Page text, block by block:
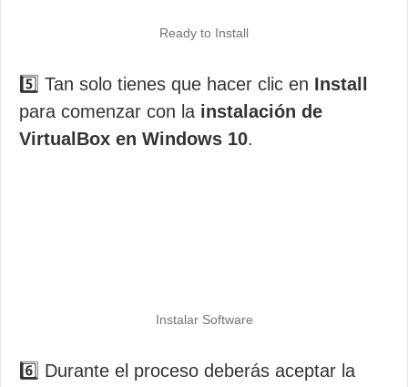
Ready to Install
5️⃣ Tan solo tienes que hacer clic en Install
para comenzar con la instalación de
VirtualBox en Windows 10.
Instalar Software
6️⃣ Durante el proceso deberás aceptar la